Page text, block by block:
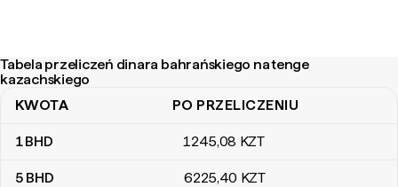
Tabela przeliczeń dinara bahrańskiego na tenge
kazachskiego
Tabela przeliczeń dinara bahrańskiego na tenge kazachskiego
KWOTA PO PRZELICZENIU
1BHD 1245,08 KZT
5 BHD 6225,40 KZT